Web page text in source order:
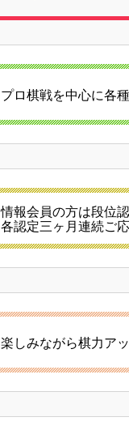
プロ棋戦を中心に各
情報会員の方は段位
各認定三ヶ月連続ご
楽しみながら棋力ア